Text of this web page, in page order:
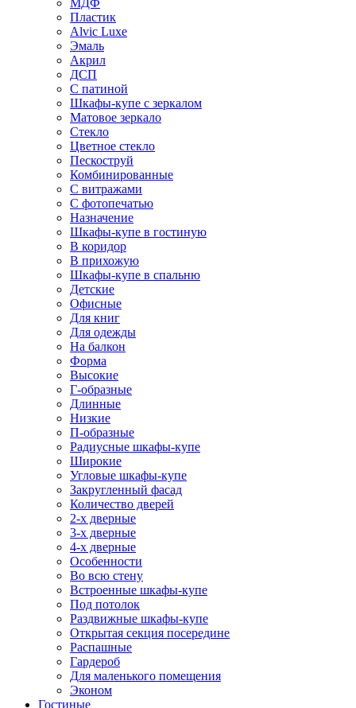
МДФ
Пластик
Alvic Luxe
Эмаль
Акрил
ДСП
С патиной
Шкафы-купе с зеркалом
Матовое зеркало
Стекло
Цветное стекло
Пескоструй
Комбинированные
С витражами
С фотопечатью
Назначение
Шкафы-купе в гостиную
В коридор
В прихожую
Шкафы-купе в спальню
Детские
Офисные
Для книг
Для одежды
На балкон
Форма
Высокие
Г-образные
Длинные
Низкие
П-образные
Радиусные шкафы-купе
Широкие
Угловые шкафы-купе
Закругленный фасад
Количество дверей
2-х дверные
3-х дверные
4-х дверные
Особенности
Во всю стену
Встроенные шкафы-купе
Под потолок
Раздвижные шкафы-купе
Открытая секция посередине
Распашные
Гардероб
Для маленького помещения
Эконом
Гостиные